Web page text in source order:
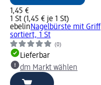
1,45 €
1 St (1,45 € je 1 St)
ebelinNagelbürste mit Griff
sortiert, 1 St
(0)
Lieferbar
dm Markt wählen